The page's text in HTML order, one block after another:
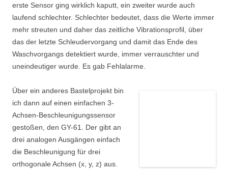
erste Sensor ging wirklich kaputt, ein zweiter wurde auch
laufend schlechter. Schlechter bedeutet, dass die Werte immer
mehr streuten und daher das zeitliche Vibrationsprofil, über
das der letzte Schleudervorgang und damit das Ende des
Waschvorgangs detektiert wurde, immer verrauschter und
uneindeutiger wurde. Es gab Fehlalarme.
Über ein anderes Bastelprojekt bin
ich dann auf einen einfachen 3-
Achsen-Beschleunigungssensor
gestoßen, den GY-61. Der gibt an
drei analogen Ausgängen einfach
die Beschleunigung für drei
orthogonale Achsen (x, y, z) aus.